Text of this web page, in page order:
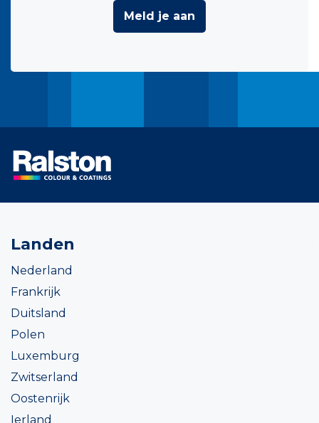
Meld je aan
Landen
Nederland
Frankrijk
Duitsland
Polen
Luxemburg
Zwitserland
Oostenrijk
Ierland